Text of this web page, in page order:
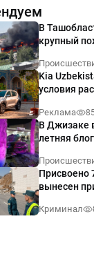
В
крупный
Kia
условия
годовых
Реклама
В Джизаке
летняя
Присвоено
вынесен
Ташкенте
Криминал